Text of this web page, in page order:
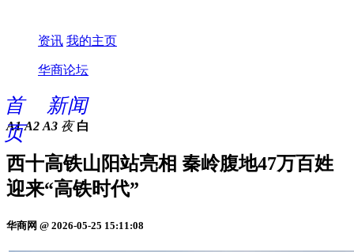
资讯 我的主页
华商论坛
首
页
新闻
A1 A2 A3 夜 白
西十高铁山阳站亮相 秦岭腹地47万百姓
迎来“高铁时代”
华商网 @ 2026-05-25 15:11:08